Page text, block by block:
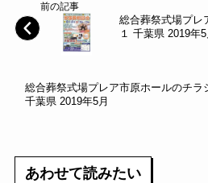
前の記事
総合葬祭式場プレ
１ 千葉県 2019年5
総合葬祭式場プレア市原ホールのチラ
千葉県 2019年5月
あわせて読みたい